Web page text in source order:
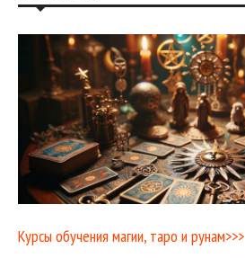
Курсы обучения магии, таро и рунам>>>